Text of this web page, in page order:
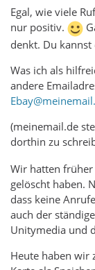
Egal, wie viele
nur positiv.
denkt. Du kannst
Was ich als
andere
(meinemail.de
dorthin zu
Wir hatten
gelöscht haben.
dass keine
auch der
Unitymedia und
Heute haben wir